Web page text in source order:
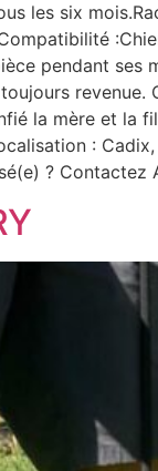
les six
pendant ses
revenue.
la mère et la
:
? Contactez